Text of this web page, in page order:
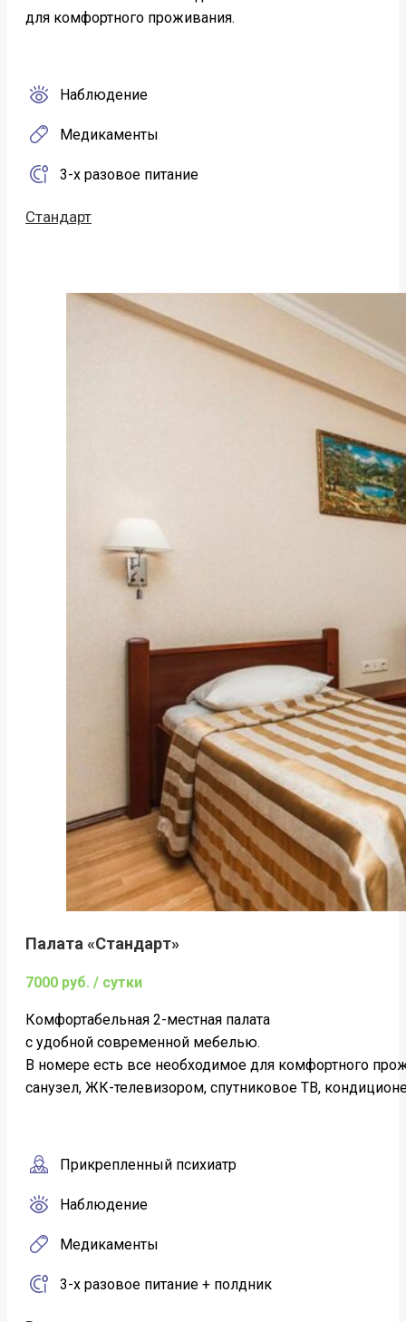
для комфортного проживания.
Наблюдение
Медикаменты
3-х разовое питание
Стандарт
Палата «Стандарт»
7000 руб. / сутки
Комфортабельная 2-местная палата
c удобной современной мебелью.
В номере есть все необходимое для комфортного
санузел, ЖК-телевизором, спутниковое ТВ,
Прикрепленный психиатр
Наблюдение
Медикаменты
3-х разовое питание + полдник